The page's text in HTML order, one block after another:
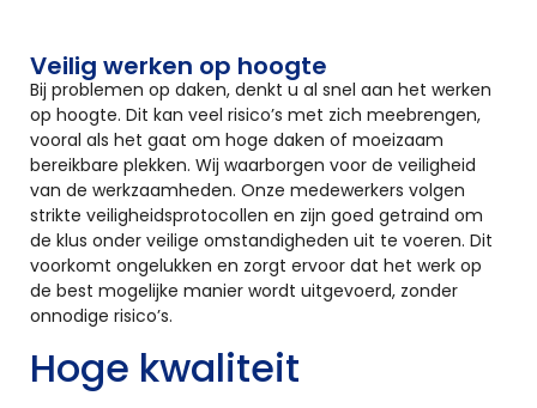
Veilig werken op hoogte
Bij problemen op daken, denkt u al snel aan het werken
op hoogte. Dit kan veel risico’s met zich meebrengen,
vooral als het gaat om hoge daken of moeizaam
bereikbare plekken. Wij waarborgen voor de veiligheid
van de werkzaamheden. Onze medewerkers volgen
strikte veiligheidsprotocollen en zijn goed getraind om
de klus onder veilige omstandigheden uit te voeren. Dit
voorkomt ongelukken en zorgt ervoor dat het werk op
de best mogelijke manier wordt uitgevoerd, zonder
onnodige risico’s.
Hoge kwaliteit